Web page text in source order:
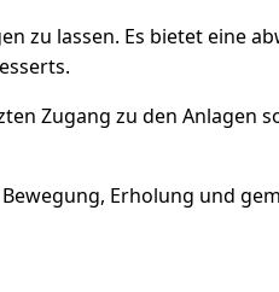
zu lassen. Es bietet eine
Zugang zu den Anlagen
Erholung und